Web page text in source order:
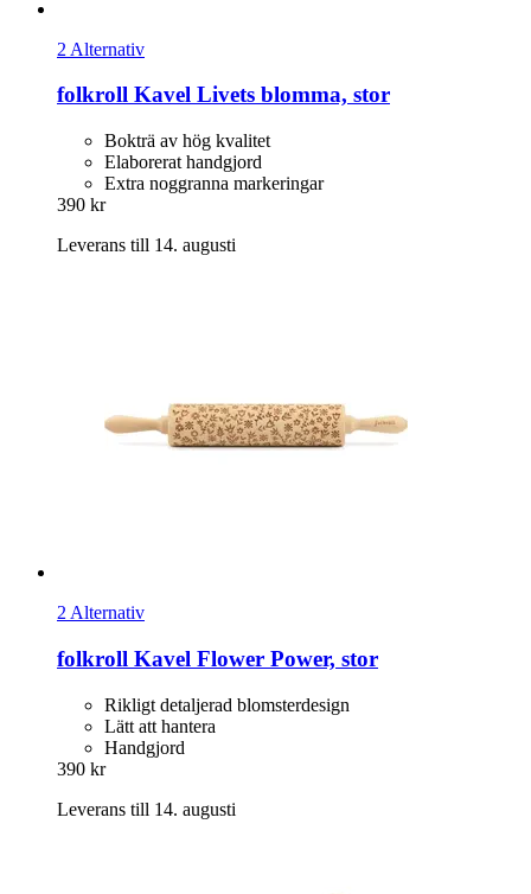
2 Alternativ
folkroll Kavel Livets blomma, stor
Bokträ av hög kvalitet
Elaborerat handgjord
Extra noggranna markeringar
390 kr
Leverans till 14. augusti
2 Alternativ
folkroll Kavel Flower Power, stor
Rikligt detaljerad blomsterdesign
Lätt att hantera
Handgjord
390 kr
Leverans till 14. augusti